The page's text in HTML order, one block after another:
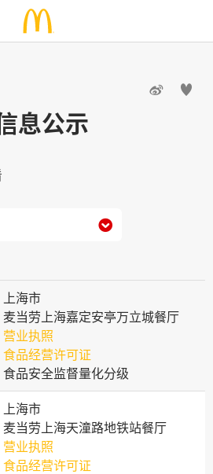
 
息公示

上海市
麦当劳上海嘉定安亭万立城餐厅
营业执照
食品经营许可证
食品安全监督量化分级
上海市
麦当劳上海天潼路地铁站餐厅
营业执照
食品经营许可证